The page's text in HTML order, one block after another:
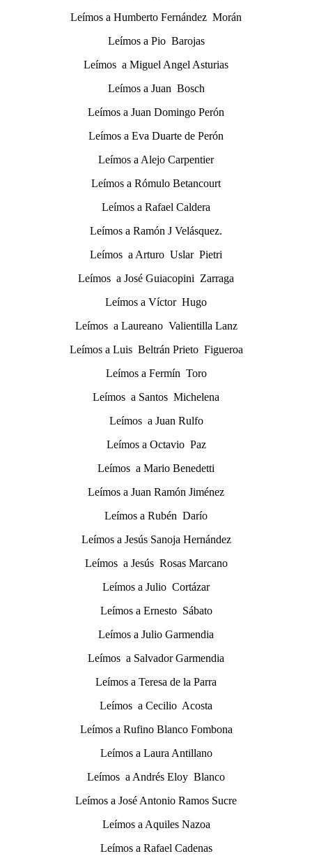
Leímos a Humberto Fernández Morán
Leímos a Pio Barojas
Leímos a Miguel Angel Asturias
Leímos a Juan Bosch
Leímos a Juan Domingo Perón
Leímos a Eva Duarte de Perón
Leímos a Alejo Carpentier
Leímos a Rómulo Betancourt
Leímos a Rafael Caldera
Leímos a Ramón J Velásquez.
Leímos a Arturo Uslar Pietri
Leímos a José Guiacopini Zarraga
Leímos a Víctor Hugo
Leímos a Laureano Valientilla Lanz
Leímos a Luis Beltrán Prieto Figueroa
Leímos a Fermín Toro
Leímos a Santos Michelena
Leímos a Juan Rulfo
Leímos a Octavio Paz
Leímos a Mario Benedetti
Leímos a Juan Ramón Jiménez
Leímos a Rubén Darío
Leímos a Jesús Sanoja Hernández
Leímos a Jesús Rosas Marcano
Leímos a Julio Cortázar
Leímos a Ernesto Sábato
Leímos a Julio Garmendia
Leímos a Salvador Garmendia
Leímos a Teresa de la Parra
Leímos a Cecilio Acosta
Leímos a Rufino Blanco Fombona
Leímos a Laura Antillano
Leímos a Andrés Eloy Blanco
Leímos a José Antonio Ramos Sucre
Leímos a Aquiles Nazoa
Leímos a Rafael Cadenas